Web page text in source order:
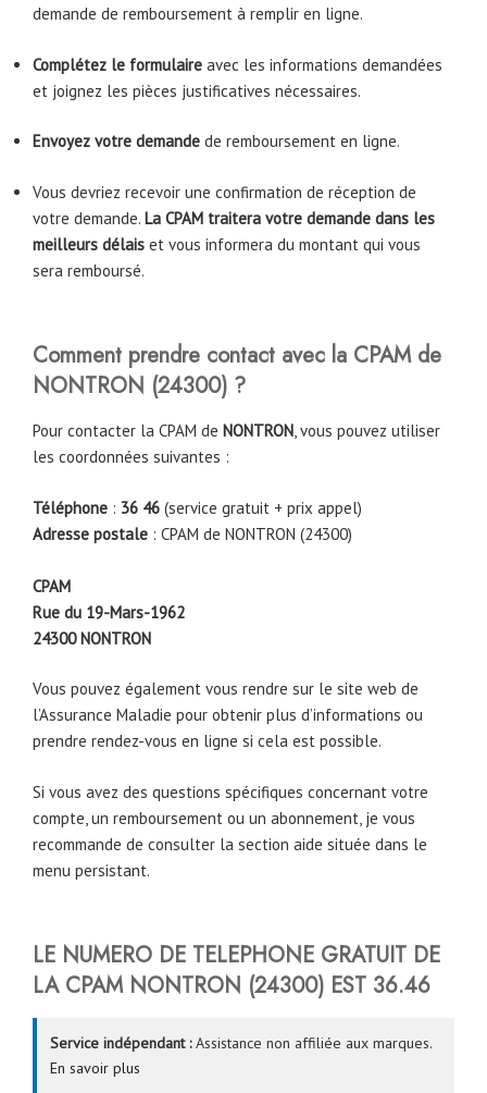
demande de remboursement à remplir en ligne.
Complétez le formulaire avec les informations demandées
et joignez les pièces justificatives nécessaires.
Envoyez votre demande de remboursement en ligne.
Vous devriez recevoir une confirmation de réception de
votre demande. La CPAM traitera votre demande dans les
meilleurs délais et vous informera du montant qui vous
sera remboursé.
Comment prendre contact avec la CPAM de
NONTRON (24300) ?
Pour contacter la CPAM de NONTRON, vous pouvez utiliser
les coordonnées suivantes :
Téléphone : 36 46 (service gratuit + prix appel)
Adresse postale : CPAM de NONTRON (24300)
CPAM
Rue du 19-Mars-1962
24300 NONTRON
Vous pouvez également vous rendre sur le site web de
l’Assurance Maladie pour obtenir plus d’informations ou
prendre rendez-vous en ligne si cela est possible.
Si vous avez des questions spécifiques concernant votre
compte, un remboursement ou un abonnement, je vous
recommande de consulter la section aide située dans le
menu persistant.
LE NUMERO DE TELEPHONE GRATUIT DE
LA CPAM NONTRON (24300) EST 36.46
Service indépendant :Assistance non affiliée aux marques.
En savoir plus